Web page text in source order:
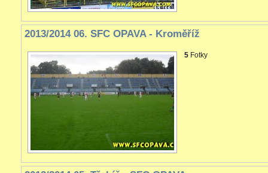
2013/2014 06. SFC OPAVA - Kroměříž
5 Fotky